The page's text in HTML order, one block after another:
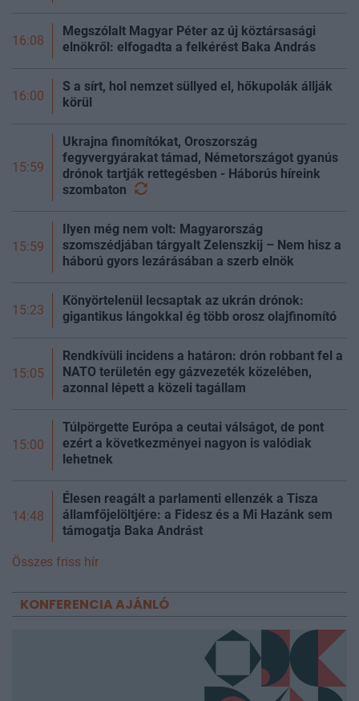
16:08
Megszólalt Magyar Péter az új köztársasági
elnökről: elfogadta a felkérést Baka András
16:00
S a sírt, hol nemzet süllyed el, hőkupolák állják
körül
15:59
Ukrajna finomítókat, Oroszország
fegyvergyárakat támad, Németországot gyanús
drónok tartják rettegésben - Háborús híreink
szombaton
15:59
Ilyen még nem volt: Magyarország
szomszédjában tárgyalt Zelenszkij – Nem hisz a
háború gyors lezárásában a szerb elnök
15:23
Könyörtelenül lecsaptak az ukrán drónok:
gigantikus lángokkal ég több orosz olajfinomító
15:05
Rendkívüli incidens a határon: drón robbant fel a
NATO területén egy gázvezeték közelében,
azonnal lépett a közeli tagállam
15:00
Túlpörgette Európa a ceutai válságot, de pont
ezért a következményei nagyon is valódiak
lehetnek
14:48
Élesen reagált a parlamenti ellenzék a Tisza
államfőjelöltjére: a Fidesz és a Mi Hazánk sem
támogatja Baka Andrást
Összes friss hír
KONFERENCIA AJÁNLÓ